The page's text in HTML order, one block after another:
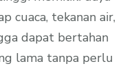
cuaca, tekanan air,
dapat bertahan
lama tanpa perlu